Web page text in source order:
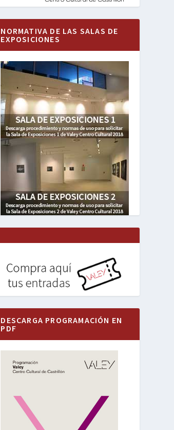
NORMATIVA DE LAS SALAS DE
EXPOSICIONES
DESCARGA PROGRAMACIÓN EN
PDF